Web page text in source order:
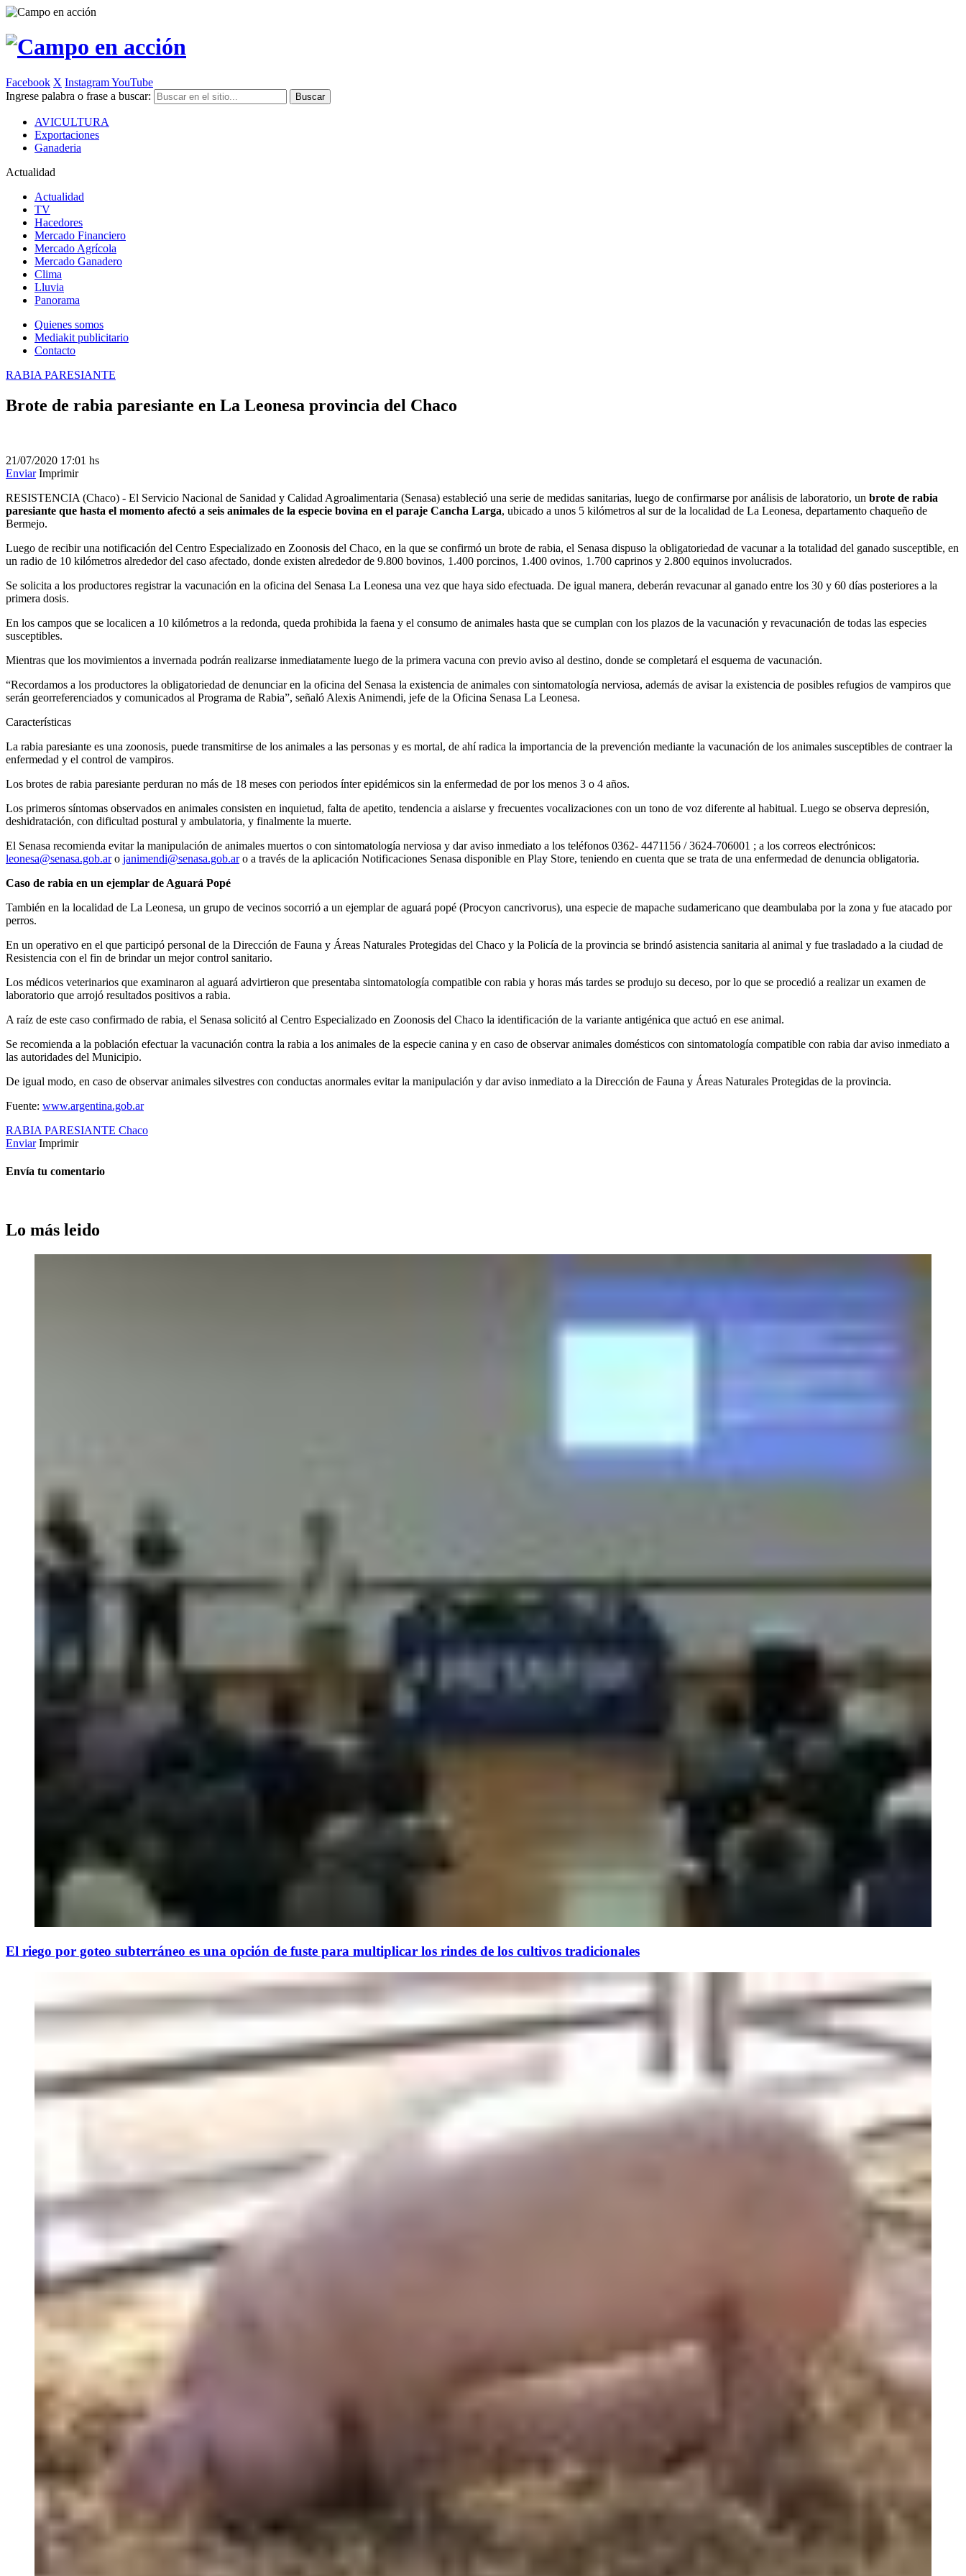
Facebook X InstagramYouTube
Ingrese palabra o frase a buscar:
AVICULTURA
Exportaciones
Ganaderia
Actualidad
Actualidad
TV
Hacedores
Mercado Financiero
Mercado Agrícola
Mercado Ganadero
Clima
Lluvia
Panorama
Quienes somos
Mediakit publicitario
Contacto
RABIA PARESIANTE
Brote de rabia paresiante en La Leonesa provincia del Chaco
21/07/2020 17:01 hs
Enviar Imprimir
RESISTENCIA (Chaco) - El Servicio Nacional de Sanidad y Calidad Agroalimentaria (Senasa) estableció una serie de medidas sanitarias, luego de confirmarse por análisis de laboratorio, un brote de rabia
paresiante que hasta el momento afectó a seis animales de la especie bovina en el paraje Cancha Larga, ubicado a unos 5 kilómetros al sur de la localidad de La Leonesa, departamento chaqueño de
Bermejo.
Luego de recibir una notificación del Centro Especializado en Zoonosis del Chaco, en la que se confirmó un brote de rabia, el Senasa dispuso la obligatoriedad de vacunar a la totalidad del ganado susceptible, en
un radio de 10 kilómetros alrededor del caso afectado, donde existen alrededor de 9.800 bovinos, 1.400 porcinos, 1.400 ovinos, 1.700 caprinos y 2.800 equinos involucrados.
Se solicita a los productores registrar la vacunación en la oficina del Senasa La Leonesa una vez que haya sido efectuada. De igual manera, deberán revacunar al ganado entre los 30 y 60 días posteriores a la
primera dosis.
En los campos que se localicen a 10 kilómetros a la redonda, queda prohibida la faena y el consumo de animales hasta que se cumplan con los plazos de la vacunación y revacunación de todas las especies
susceptibles.
Mientras que los movimientos a invernada podrán realizarse inmediatamente luego de la primera vacuna con previo aviso al destino, donde se completará el esquema de vacunación.
“Recordamos a los productores la obligatoriedad de denunciar en la oficina del Senasa la existencia de animales con sintomatología nerviosa, además de avisar la existencia de posibles refugios de vampiros que
serán georreferenciados y comunicados al Programa de Rabia”, señaló Alexis Animendi, jefe de la Oficina Senasa La Leonesa.
Características
La rabia paresiante es una zoonosis, puede transmitirse de los animales a las personas y es mortal, de ahí radica la importancia de la prevención mediante la vacunación de los animales susceptibles de contraer la
enfermedad y el control de vampiros.
Los brotes de rabia paresiante perduran no más de 18 meses con periodos ínter epidémicos sin la enfermedad de por los menos 3 o 4 años.
Los primeros síntomas observados en animales consisten en inquietud, falta de apetito, tendencia a aislarse y frecuentes vocalizaciones con un tono de voz diferente al habitual. Luego se observa depresión,
deshidratación, con dificultad postural y ambulatoria, y finalmente la muerte.
El Senasa recomienda evitar la manipulación de animales muertos o con sintomatología nerviosa y dar aviso inmediato a los teléfonos 0362- 4471156 / 3624-706001 ; a los correos electrónicos:
leonesa@senasa.gob.aro janimendi@senasa.gob.aro a través de la aplicación Notificaciones Senasa disponible en Play Store, teniendo en cuenta que se trata de una enfermedad de denuncia obligatoria.
Caso de rabia en un ejemplar de Aguará Popé
También en la localidad de La Leonesa, un grupo de vecinos socorrió a un ejemplar de aguará popé (Procyon cancrivorus), una especie de mapache sudamericano que deambulaba por la zona y fue atacado por
perros.
En un operativo en el que participó personal de la Dirección de Fauna y Áreas Naturales Protegidas del Chaco y la Policía de la provincia se brindó asistencia sanitaria al animal y fue trasladado a la ciudad de
Resistencia con el fin de brindar un mejor control sanitario.
Los médicos veterinarios que examinaron al aguará advirtieron que presentaba sintomatología compatible con rabia y horas más tardes se produjo su deceso, por lo que se procedió a realizar un examen de
laboratorio que arrojó resultados positivos a rabia.
A raíz de este caso confirmado de rabia, el Senasa solicitó al Centro Especializado en Zoonosis del Chaco la identificación de la variante antigénica que actuó en ese animal.
Se recomienda a la población efectuar la vacunación contra la rabia a los animales de la especie canina y en caso de observar animales domésticos con sintomatología compatible con rabia dar aviso inmediato a
las autoridades del Municipio.
De igual modo, en caso de observar animales silvestres con conductas anormales evitar la manipulación y dar aviso inmediato a la Dirección de Fauna y Áreas Naturales Protegidas de la provincia.
Fuente: www.argentina.gob.ar
RABIA PARESIANTE Chaco
Enviar Imprimir
Envía tu comentario
Lo más leido
El riego por goteo subterráneo es una opción de fuste para multiplicar los rindes de los cultivos tradicionales